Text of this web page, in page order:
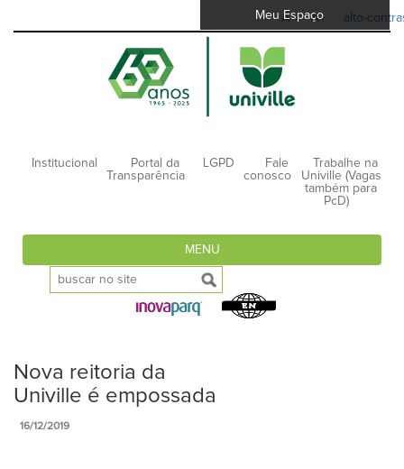
A- A+ alto-
Meu Espaço
Institucional
Portal da
Transparência
LGPD
Fale
conosco
Trabalhe na
Univille (Vagas
também para
PcD)
MENU
Nova reitoria da
Univille é empossada
16/12/2019